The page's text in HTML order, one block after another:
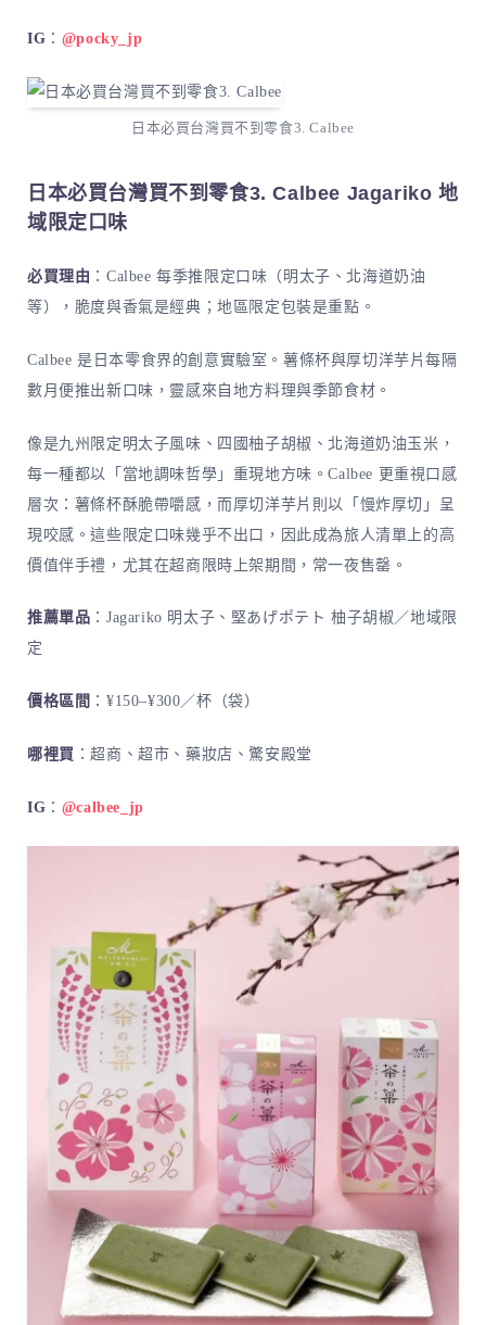
IG ： @pocky_jp
日本必買台灣買不到零食3. Calbee
日本必買台灣買不到零食3. Calbee Jagariko 地
域限定口味
必買理由 ：Calbee 每季推限定口味（明太子、北海道奶油
等），脆度與香氣是經典；地區限定包裝是重點。
Calbee 是日本零食界的創意實驗室。薯條杯與厚切洋芋片每隔
數月便推出新口味，靈感來自地方料理與季節食材。
像是九州限定明太子風味、四國柚子胡椒、北海道奶油玉米，
每一種都以「當地調味哲學」重現地方味。Calbee 更重視口感
層次：薯條杯酥脆帶嚼感，而厚切洋芋片則以「慢炸厚切」呈
現咬感。這些限定口味幾乎不出口，因此成為旅人清單上的高
價值伴手禮，尤其在超商限時上架期間，常一夜售罄。
推薦單品 ：Jagariko 明太子、堅あげポテト 柚子胡椒／地域限
定
價格區間 ：¥150–¥300／杯（袋）
哪裡買 ：超商、超市、藥妝店、驚安殿堂
IG ： @calbee_jp